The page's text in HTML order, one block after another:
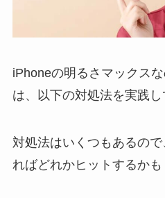
iPhoneの明るさマックス
は、以下の対処法を実践し
対処法はいくつもあるの
ればどれかヒットするかも